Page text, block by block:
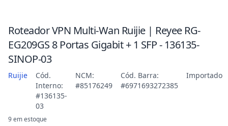
Roteador VPN Multi-Wan Ruijie | Reyee RG-
EG209GS 8 Portas Gigabit + 1 SFP - 136135-
SINOP-03
Ruijie
Cód.
Interno:
#136135-
03
NCM:
#85176249
Cód. Barra:
#6971693272385
Importado
9 em estoque